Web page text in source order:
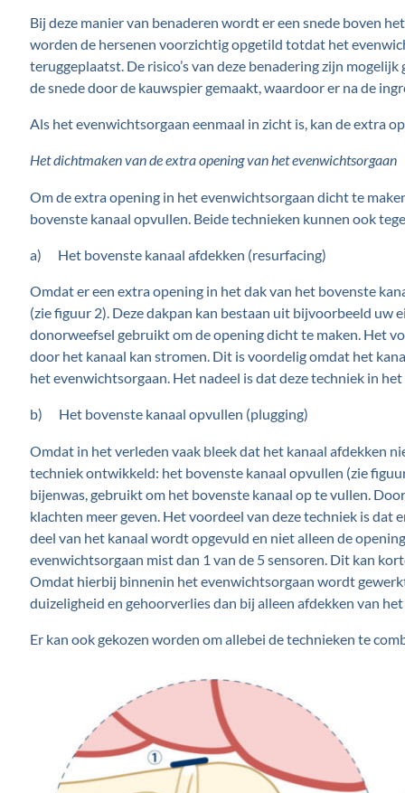
Bij deze manier van benaderen wordt er een snede boven
worden de hersenen voorzichtig opgetild totdat het
teruggeplaatst. De risico’s van deze benadering zijn
de snede door de kauwspier gemaakt, waardoor er na de
Als het evenwichtsorgaan eenmaal in zicht is, kan de extra
Het dichtmaken van de extra opening van het evenwichtsorgaan
Om de extra opening in het evenwichtsorgaan dicht te
bovenste kanaal opvullen. Beide technieken kunnen ook
a) Het bovenste kanaal afdekken (resurfacing)
Omdat er een extra opening in het dak van het bovenste
(zie figuur 2). Deze dakpan kan bestaan uit bijvoorbeeld uw
donorweefsel gebruikt om de opening dicht te maken. Het
door het kanaal kan stromen. Dit is voordelig omdat het
het evenwichtsorgaan. Het nadeel is dat deze techniek in
b) Het bovenste kanaal opvullen (plugging)
Omdat in het verleden vaak bleek dat het kanaal afdekken
techniek ontwikkeld: het bovenste kanaal opvullen (zie
bijenwas, gebruikt om het bovenste kanaal op te vullen.
klachten meer geven. Het voordeel van deze techniek is
deel van het kanaal wordt opgevuld en niet alleen de
evenwichtsorgaan mist dan 1 van de 5 sensoren. Dit kan
Omdat hierbij binnenin het evenwichtsorgaan wordt
duizeligheid en gehoorverlies dan bij alleen afdekken van het
Er kan ook gekozen worden om allebei de technieken te